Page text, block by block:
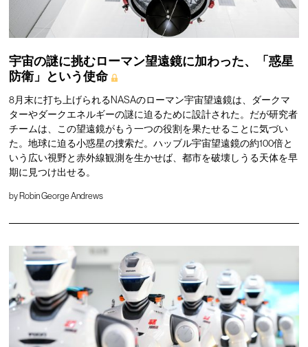
宇宙の謎に挑むローマン望遠鏡に加わった、「惑星
防衛」という使命
8月末に打ち上げられるNASAのローマン宇宙望遠鏡は、ダークマ
ターやダークエネルギーの謎に迫るために設計された。だが研究者
チームは、この望遠鏡がもう一つの役割を果たせることに気づい
た。地球に迫る小惑星の捜索だ。ハッブル宇宙望遠鏡の約100倍と
いう広い視野と赤外線観測を生かせば、都市を破壊しうる天体を早
期に見つけ出せる。
by Robin George Andrews